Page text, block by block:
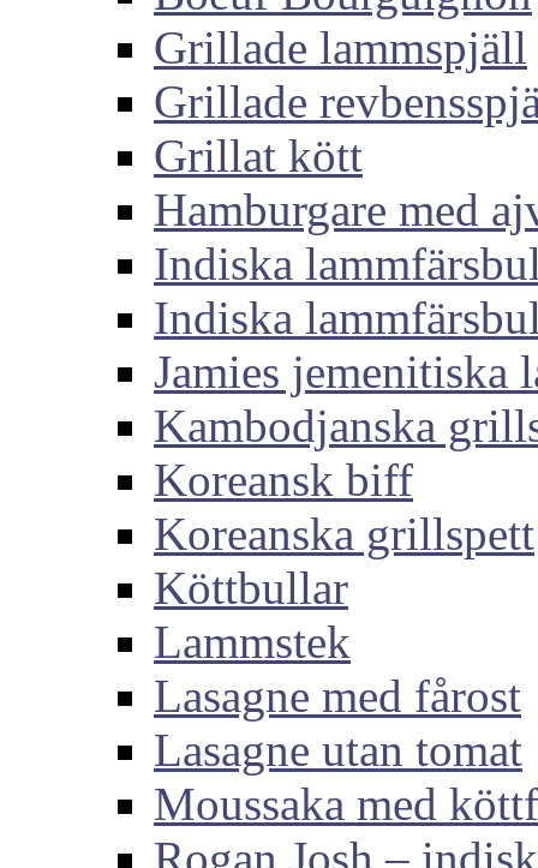
Grillade lammspjäll
Grillade
Grillat kött
Hamburgare med
Indiska
Indiska
Jamies jemenitiska
Kambodjanska
Koreansk biff
Koreanska grillspett
Köttbullar
Lammstek
Lasagne med fårost
Lasagne utan tomat
Moussaka med
Rogan Josh –